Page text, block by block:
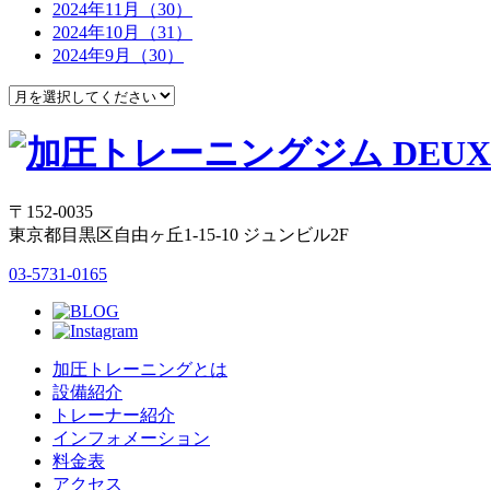
2024年11月（30）
2024年10月（31）
2024年9月（30）
〒152-0035
東京都目黒区自由ヶ丘1-15-10 ジュンビル2F
03-5731-0165
加圧トレーニングとは
設備紹介
トレーナー紹介
インフォメーション
料金表
アクセス